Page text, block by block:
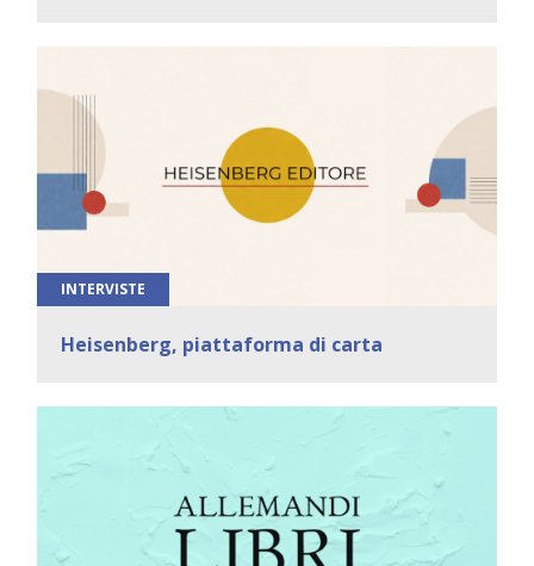
INTERVISTE
Heisenberg, piattaforma di carta